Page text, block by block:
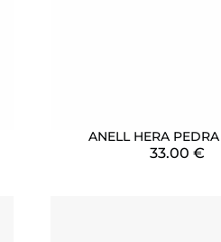
ANELL HERA
33.00 €